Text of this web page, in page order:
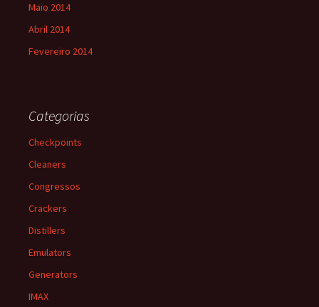
Maio 2014
Abril 2014
Fevereiro 2014
Categorias
Checkpoints
Cleaners
Congressos
Crackers
Distillers
Emulators
Generators
IMAX